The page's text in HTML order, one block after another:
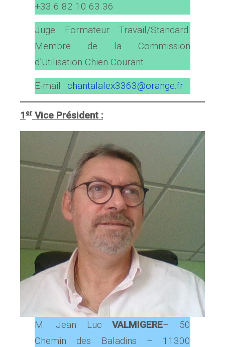
+33 6 82 10 63 36
Juge Formateur Travail/Standard.
Membre de la Commission
d’Utilisation Chien Courant
E-mail : chantalalex3363@orange.fr
1 erVice Président :
M. Jean LucVALMIGERE– 50
Chemin des Baladins – 11300